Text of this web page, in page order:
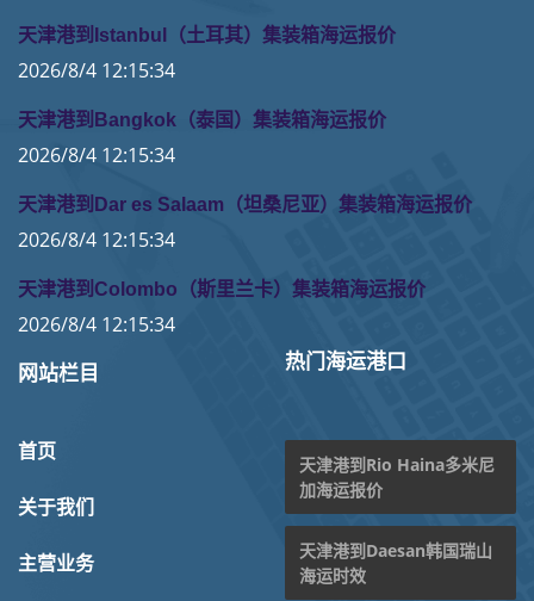
天津港到Istanbul（土耳其）集装箱海运报价
2026/8/4 12:15:34
天津港到Bangkok（泰国）集装箱海运报价
2026/8/4 12:15:34
天津港到Dar es Salaam（坦桑尼亚）集装箱海运报价
2026/8/4 12:15:34
天津港到Colombo（斯里兰卡）集装箱海运报价
2026/8/4 12:15:34
网站栏目
首页
关于我们
主营业务
热门海运港口
天津港到Rio Haina多米尼
加海运报价
天津港到Daesan韩国瑞山
海运时效